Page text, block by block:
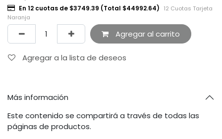
En 12 cuotas de $3749.39 (Total $44992.64)
12 Cuotas Tarjeta
Naranja
Agregar al carrito
Agregar a la lista de deseos
Más información
Este contenido se compartirá a través de todas las
páginas de productos.